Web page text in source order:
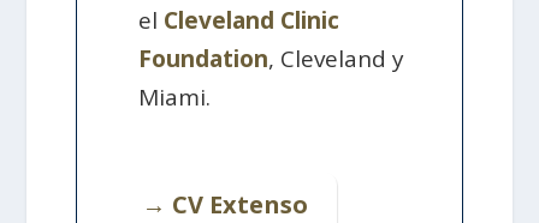
el Cleveland Clinic
Foundation, Cleveland y
Miami.
→ CV Extenso